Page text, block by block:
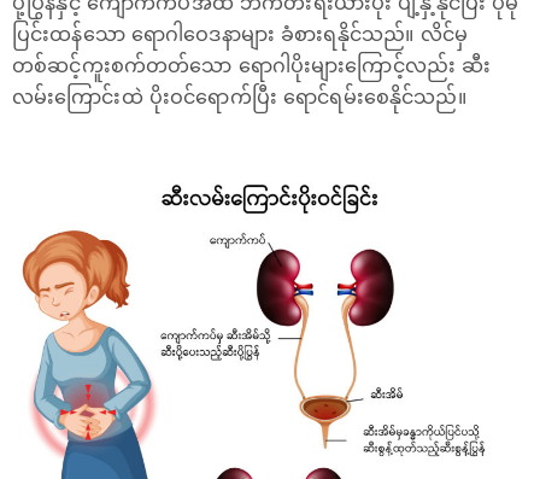
ပြင်းထန်သော ရောဂါဝေဒနာများ ခံစားရနိုင်သည်။ လိင်မှ
တစ်ဆင့်ကူးစက်တတ်သော ရောဂါပိုးများကြောင့်လည်း ဆီး
လမ်းကြောင်းထဲ ပိုးဝင်ရောက်ပြီး ရောင်ရမ်းစေနိုင်သည်။